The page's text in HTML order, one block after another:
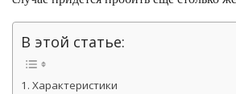
В этой статье:
Характеристики